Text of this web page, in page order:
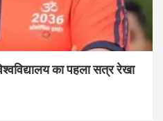
का पहला सत्र रेखा